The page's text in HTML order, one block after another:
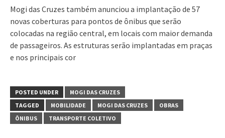
Mogi das Cruzes também anunciou a implantação de 57
novas coberturas para pontos de ônibus que serão
colocadas na região central, em locais com maior demanda
de passageiros. As estruturas serão implantadas em praças
e nos principais cor
POSTED UNDER
MOGI DAS CRUZES
TAGGED
MOBILIDADE MOGI DAS CRUZES
OBRAS
ÔNIBUS
TRANSPORTE COLETIVO